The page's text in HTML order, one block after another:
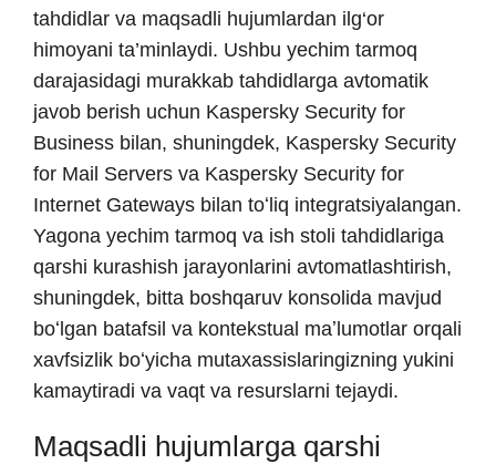
tahdidlar va maqsadli hujumlardan ilg‘or
himoyani ta’minlaydi. Ushbu yechim tarmoq
darajasidagi murakkab tahdidlarga avtomatik
javob berish uchun Kaspersky Security for
Business bilan, shuningdek, Kaspersky Security
for Mail Servers va Kaspersky Security for
Internet Gateways bilan toʻliq integratsiyalangan.
Yagona yechim tarmoq va ish stoli tahdidlariga
qarshi kurashish jarayonlarini avtomatlashtirish,
shuningdek, bitta boshqaruv konsolida mavjud
boʻlgan batafsil va kontekstual maʼlumotlar orqali
xavfsizlik boʻyicha mutaxassislaringizning yukini
kamaytiradi va vaqt va resurslarni tejaydi.
Maqsadli hujumlarga qarshi